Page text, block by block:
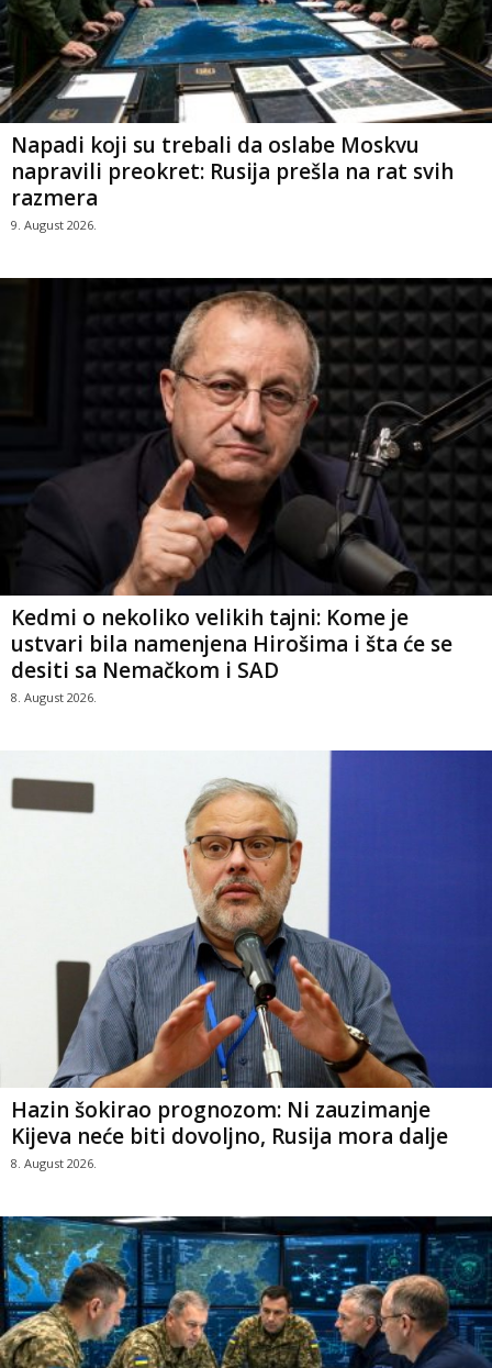
Napadi koji su trebali da oslabe Moskvu
napravili preokret: Rusija prešla na rat svih
razmera
9. August 2026.
Kedmi o nekoliko velikih tajni: Kome je
ustvari bila namenjena Hirošima i šta će se
desiti sa Nemačkom i SAD
8. August 2026.
Hazin šokirao prognozom: Ni zauzimanje
Kijeva neće biti dovoljno, Rusija mora dalje
8. August 2026.